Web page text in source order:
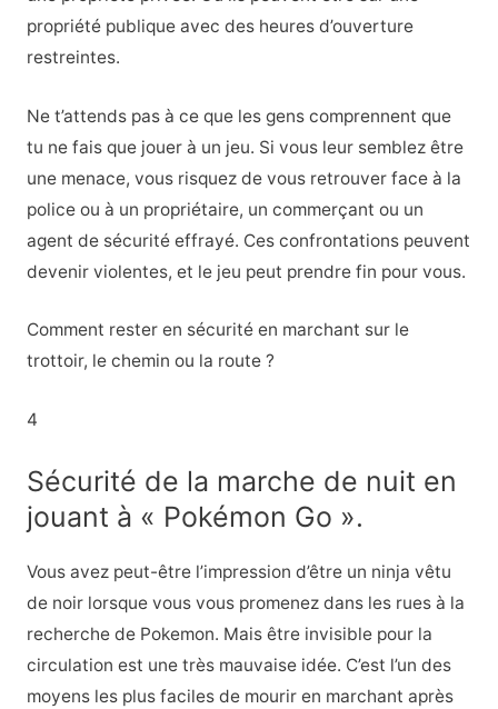
propriété publique avec des heures d’ouverture
restreintes.
Ne t’attends pas à ce que les gens comprennent que
tu ne fais que jouer à un jeu. Si vous leur semblez être
une menace, vous risquez de vous retrouver face à la
police ou à un propriétaire, un commerçant ou un
agent de sécurité effrayé. Ces confrontations peuvent
devenir violentes, et le jeu peut prendre fin pour vous.
Comment rester en sécurité en marchant sur le
trottoir, le chemin ou la route ?
4
Sécurité de la marche de nuit en
jouant à « Pokémon Go ».
Vous avez peut-être l’impression d’être un ninja vêtu
de noir lorsque vous vous promenez dans les rues à la
recherche de Pokemon. Mais être invisible pour la
circulation est une très mauvaise idée. C’est l’un des
moyens les plus faciles de mourir en marchant après